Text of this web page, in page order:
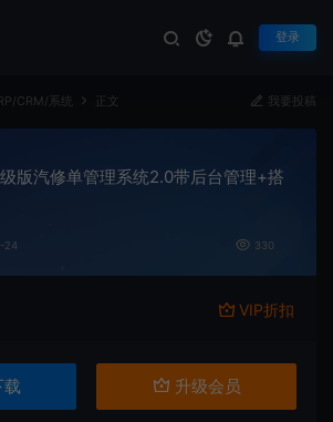
登录
CRM/系统 正文 我要投稿
版汽修单管理系统2.0带后台管理+搭
24 330
VIP折扣
载 升级会员